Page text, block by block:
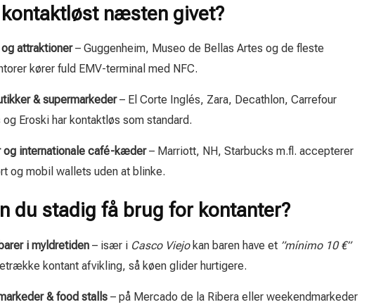
næsten givet?
attraktioner– Guggenheim, Museo de Bellas Artes og de fleste
kører fuld EMV-terminal med NFC.
& supermarkeder– El Corte Inglés, Zara, Decathlon, Carrefour
og Eroski har kontaktløs som standard.
og internationale café-kæder– Marriott, NH, Starbucks m.fl. accepterer
og mobil wallets uden at blinke.
du stadig få brug for kontanter?
i myldretiden – især i Casco Viejokan baren have et ”mínimo 10 €”
kontant afvikling, så køen glider hurtigere.
& food stalls – på Mercado de la Ribera eller weekendmarkeder